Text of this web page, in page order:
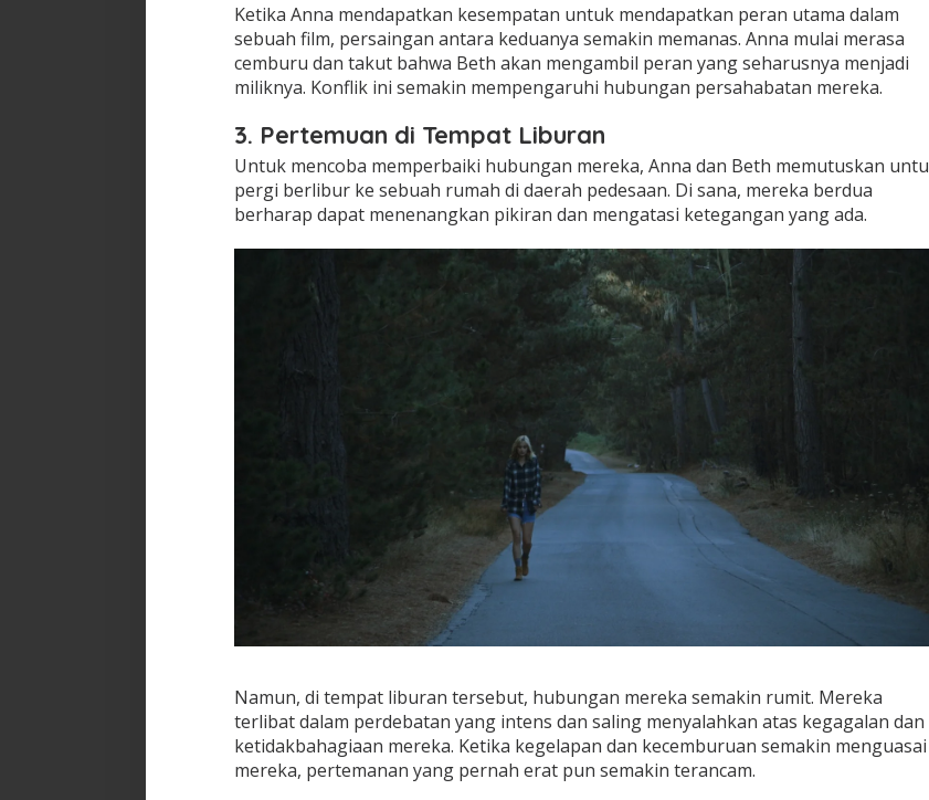
Ketika Anna mendapatkan kesempatan untuk mendapatkan peran utama dalam
sebuah film, persaingan antara keduanya semakin memanas. Anna mulai merasa
cemburu dan takut bahwa Beth akan mengambil peran yang seharusnya menjadi
miliknya. Konflik ini semakin mempengaruhi hubungan persahabatan mereka.
3. Pertemuan di Tempat Liburan
Untuk mencoba memperbaiki hubungan mereka, Anna dan Beth memutuskan
pergi berlibur ke sebuah rumah di daerah pedesaan. Di sana, mereka berdua
berharap dapat menenangkan pikiran dan mengatasi ketegangan yang ada.
Namun, di tempat liburan tersebut, hubungan mereka semakin rumit. Mereka
terlibat dalam perdebatan yang intens dan saling menyalahkan atas kegagalan dan
ketidakbahagiaan mereka. Ketika kegelapan dan kecemburuan semakin menguasai
mereka, pertemanan yang pernah erat pun semakin terancam.